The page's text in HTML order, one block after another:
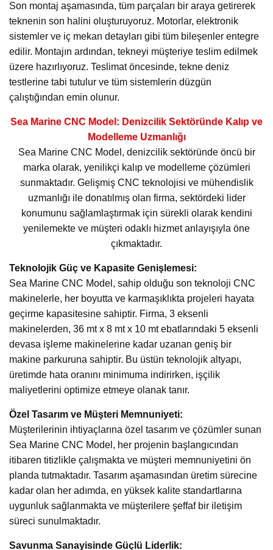
Son montaj aşamasında, tüm parçaları bir araya getirerek
teknenin son halini oluşturuyoruz. Motorlar, elektronik
sistemler ve iç mekan detayları gibi tüm bileşenler entegre
edilir. Montajın ardından, tekneyi müşteriye teslim edilmek
üzere hazırlıyoruz. Teslimat öncesinde, tekne deniz
testlerine tabi tutulur ve tüm sistemlerin düzgün
çalıştığından emin olunur.
Sea Marine CNC Model: Denizcilik Sektöründe Kalıp ve
Modelleme Uzmanlığı
Sea Marine CNC Model, denizcilik sektöründe öncü bir
marka olarak, yenilikçi kalıp ve modelleme çözümleri
sunmaktadır. Gelişmiş CNC teknolojisi ve mühendislik
uzmanlığı ile donatılmış olan firma, sektördeki lider
konumunu sağlamlaştırmak için sürekli olarak kendini
yenilemekte ve müşteri odaklı hizmet anlayışıyla öne
çıkmaktadır.
Teknolojik Güç ve Kapasite Genişlemesi:
Sea Marine CNC Model, sahip olduğu son teknoloji CNC
makinelerle, her boyutta ve karmaşıklıkta projeleri hayata
geçirme kapasitesine sahiptir. Firma, 3 eksenli
makinelerden, 36 mt x 8 mt x 10 mt ebatlarındaki 5 eksenli
devasa işleme makinelerine kadar uzanan geniş bir
makine parkuruna sahiptir. Bu üstün teknolojik altyapı,
üretimde hata oranını minimuma indirirken, işçilik
maliyetlerini optimize etmeye olanak tanır.
Özel Tasarım ve Müşteri Memnuniyeti:
Müşterilerinin ihtiyaçlarına özel tasarım ve çözümler sunan
Sea Marine CNC Model, her projenin başlangıcından
itibaren titizlikle çalışmakta ve müşteri memnuniyetini ön
planda tutmaktadır. Tasarım aşamasından üretim sürecine
kadar olan her adımda, en yüksek kalite standartlarına
uygunluk sağlanmakta ve müşterilere şeffaf bir iletişim
süreci sunulmaktadır.
Savunma Sanayisinde Güçlü Liderlik: